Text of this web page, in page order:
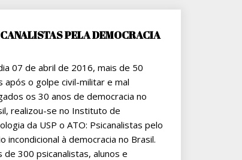
PELA DEMOCRACIA
07 de abril de 2016, mais de 50
após o golpe civil-militar e mal
os 30 anos de democracia no
realizou-se no Instituto de
da USP o ATO: Psicanalistas pelo
incondicional à democracia no Brasil.
de 300 psicanalistas, alunos e